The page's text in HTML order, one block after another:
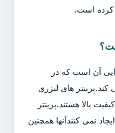
کرده است.
آن است که در
های لیزری
بالا هستند.پرینتر
نمی کنندآنها همچنین